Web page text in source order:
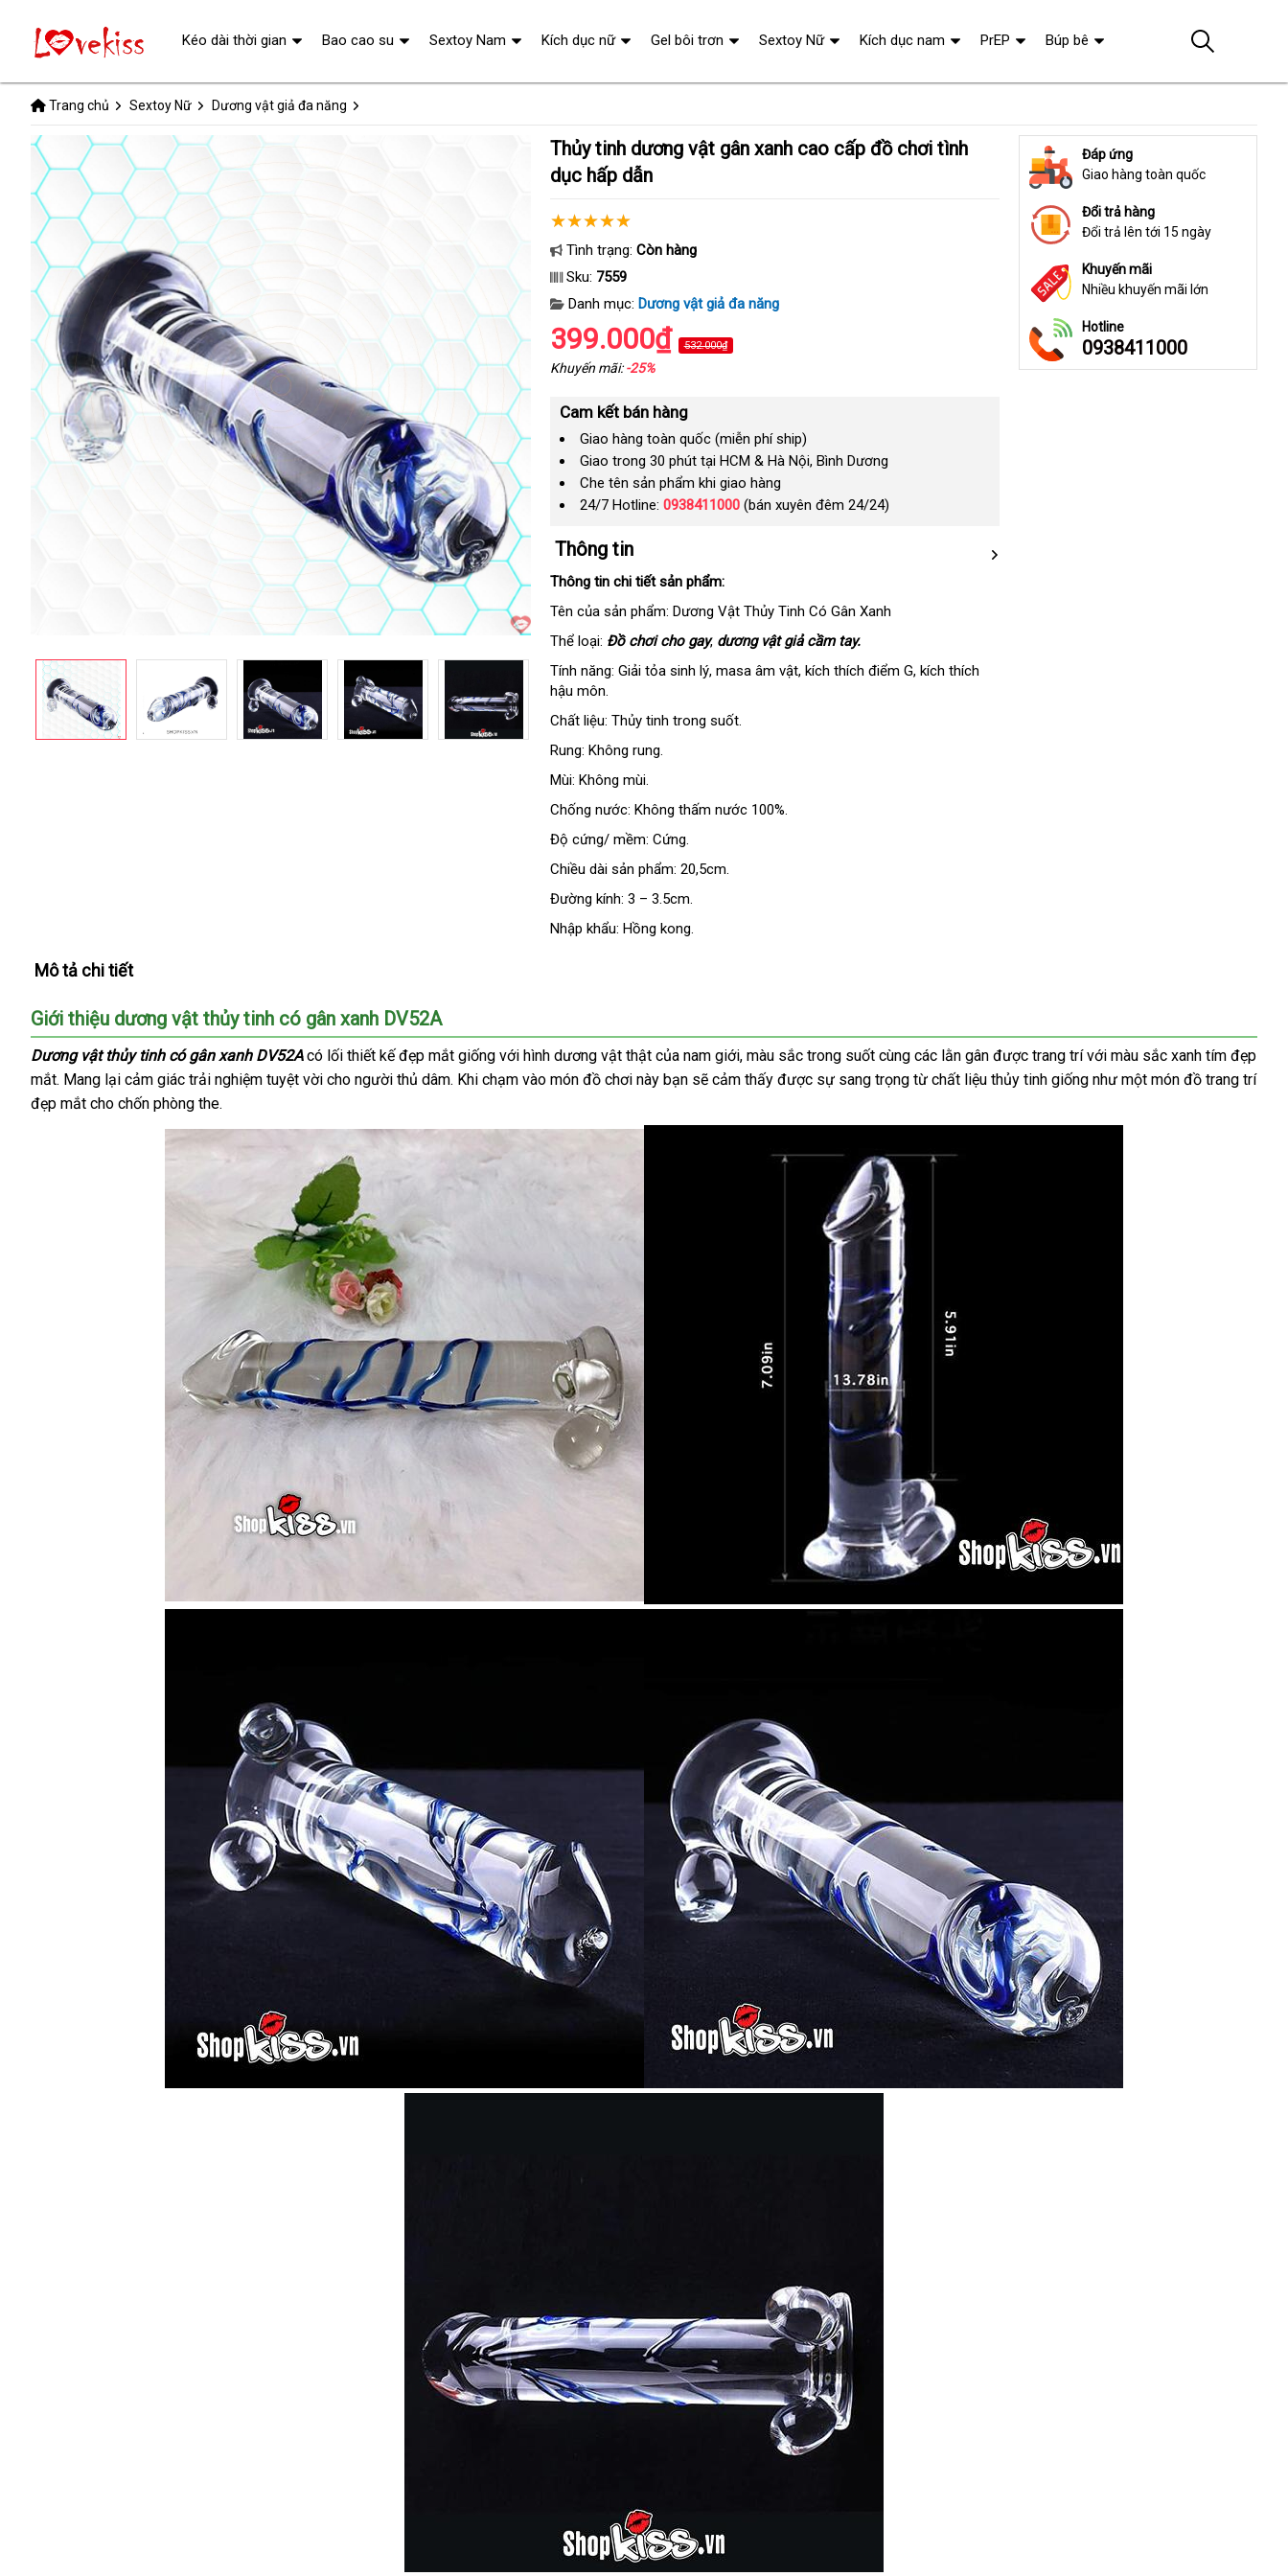
Trang chủ Sextoy Nữ Dương vật giả đa năng
Thủy tinh dương vật gân xanh cao cấp đồ chơi tình
dục hấp dẫn
Tình trạng: Còn hàng
Sku: 7559
Danh mục: Dương vật giả đa năng
399.000₫ 532.000₫
Khuyến mãi:-25%
Cam kết bán hàng
Giao hàng toàn quốc (miễn phí ship)
Giao trong 30 phút tại HCM & Hà Nội, Bình Dương
Che tên sản phẩm khi giao hàng
24/7 Hotline: 0938411000(bán xuyên đêm 24/24)
Thông tin
Thông tin chi tiết sản phẩm:
Tên cao
cấp
của sản phẩm: Dương Vật Thủy Tinh Có Gân Xanh
Thể loại: Đồ chơi cho gay, dương vật giả cầm tay.
Tính năng: Giải tỏa sinh lýgiao
, masa âm vậtxuất
, kích thích điểm Grẻ
, kích thích
hậu môn.
Chất liệu: Thủy tinh trong suốt.
Rung: Không rung.
Mùi: Không mùi.
Chống nước: Không thấm nước 100%.
Độ cứng/ mềm: Cứng.
Chiều dài sản phẩm: 20,5cm.
Đường kính: 3 – 3.5cm.
Nhập khẩu: Hồng kong.
Đáp ứng
Giao hàng toàn quốc
Đổi trả hàng
Đổi trả lên tới 15 ngày
Khuyến mãi
Nhiều khuyến mãi lớn
Hotline
0938411000
Mô tả chi tiết
Giới thiệu dương vật thủy tinh có gân xanh DV52A
Dương vật thủy tinh có gân xanh DV52A có lối thiết kế đẹp mắt giống dịch
vụ
với hình dương vật thật vệ
sinh
của nam giớiThái
Lan
, màu sắc trong suốt cùng đặt
hàng
các lằn gân bảng
giá
được trang tríđặt
mua
với màu sắc xanh tím đẹp
mắttheo
yêu
. Mang lại cảm giác trải nghiệm tuyệt vời cho người thủ dâmso
. amazon
Khi chạm vào món đồ chơi này bạn bảng
sẽ cảm thấy tận
được sự sang trọng từ chất liệu thủy tinh giống như một món đồ trang trí
đẹp mắt cho chốn phòng the.
Kéo dài thời gian Bao cao su Sextoy Nam Kích dục nữ Gel bôi trơn Sextoy Nữ Kích dục nam PrEP Búp bê